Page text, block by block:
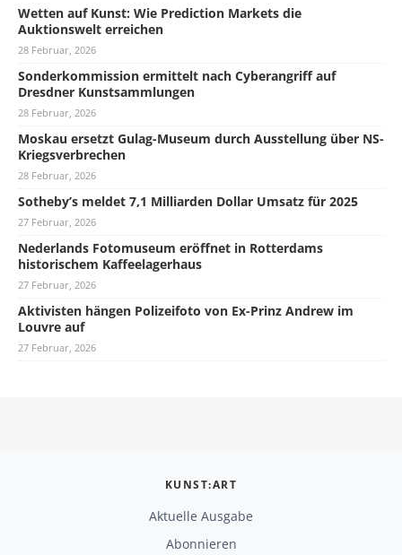
Wetten auf Kunst: Wie Prediction Markets die
Auktionswelt erreichen
28 Februar, 2026
Sonderkommission ermittelt nach Cyberangriff auf
Dresdner Kunstsammlungen
28 Februar, 2026
Moskau ersetzt Gulag-Museum durch Ausstellung über NS-
Kriegsverbrechen
28 Februar, 2026
Sotheby’s meldet 7,1 Milliarden Dollar Umsatz für 2025
27 Februar, 2026
Nederlands Fotomuseum eröffnet in Rotterdams
historischem Kaffeelagerhaus
27 Februar, 2026
Aktivisten hängen Polizeifoto von Ex-Prinz Andrew im
Louvre auf
27 Februar, 2026
KUNST:ART
Aktuelle Ausgabe
Abonnieren